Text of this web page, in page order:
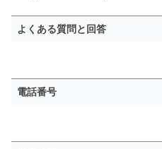
よくある質問と回答
電話番号